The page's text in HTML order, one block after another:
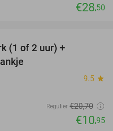
€28,50
(1 of 2 uur) +
9.5 star
Regulier €20,70
€10,95